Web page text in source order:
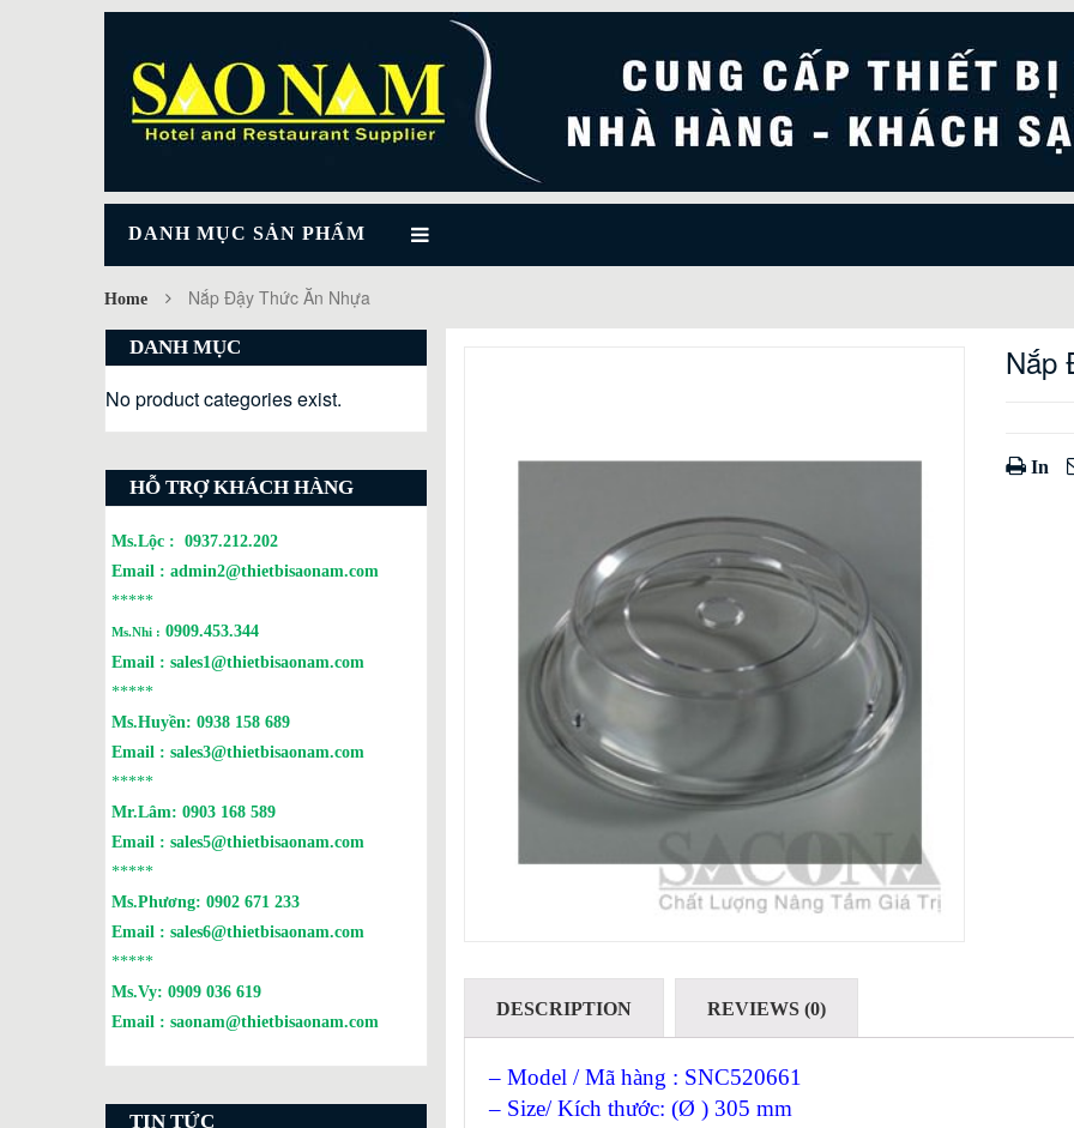
DANH MỤC SẢN PHẨM
Home Nắp Đậy Thức Ăn Nhựa
Nắp
In
DESCRIPTION REVIEWS (0)
– Model / Mã hàng : SNC520661
– Size/ Kích thước: (Ø ) 305 mm
DANH MỤC
No product categories exist.
HỖ TRỢ KHÁCH HÀNG
Ms.Lộc : 0937.212.202
Email : admin2@thietbisaonam.com
*****
Ms.Nhi : 0909.453.344
Email : sales1@thietbisaonam.com
*****
Ms.Huyền: 0938 158 689
Email : sales3@thietbisaonam.com
*****
Mr.Lâm: 0903 168 589
Email : sales5@thietbisaonam.com
*****
Ms.Phương: 0902 671 233
Email : sales6@thietbisaonam.com
*****
Ms.Vy: 0909 036 619
Email : saonam@thietbisaonam.com
TIN TỨC